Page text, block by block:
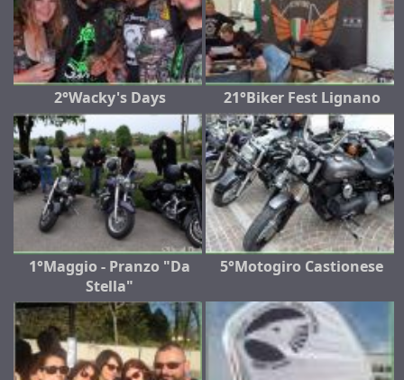
2°Wacky's Days 21°Biker Fest Lignano
1°Maggio - Pranzo "Da
Stella"
5°Motogiro Castionese